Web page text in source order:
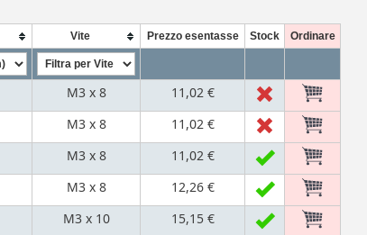
Vite Prezzo esentasse Stock Ordinare
M3 x 8
11,02 €
M3 x 8
11,02 €
M3 x 8
11,02 €
M3 x 8
12,26 €
M3 x 10
15,15 €